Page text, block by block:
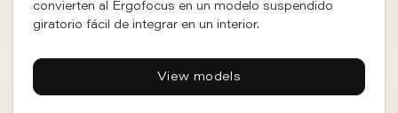
convierten al Ergofocus en un modelo suspendido
giratorio fácil de integrar en un interior.
View models